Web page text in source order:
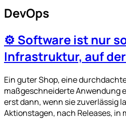
DevOps
⚙️ Software ist nur
Infrastruktur, auf
Ein guter Shop, eine
maßgeschneiderte Anwendung
erst dann, wenn sie zuverlässig
Aktionstagen, nach Releases, in